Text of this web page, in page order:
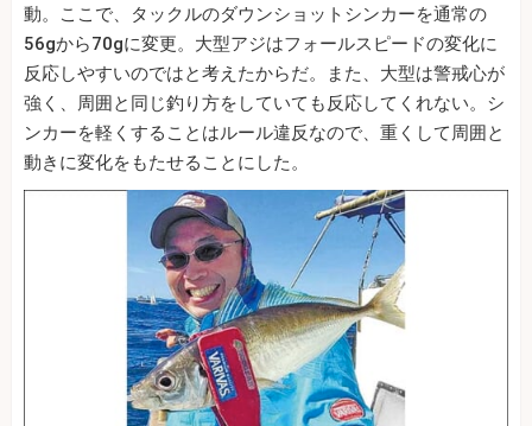
動。ここで、タックルのダウンショットシンカーを通常の
56gから70gに変更。大型アジはフォールスピードの変化に
反応しやすいのではと考えたからだ。また、大型は警戒心が
強く、周囲と同じ釣り方をしていても反応してくれない。シ
ンカーを軽くすることはルール違反なので、重くして周囲と
動きに変化をもたせることにした。